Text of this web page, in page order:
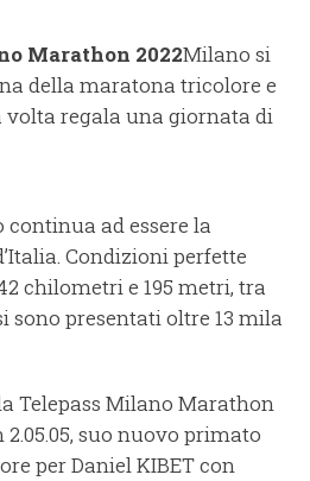
Marathon 2022Milano si
della maratona tricolore e
volta regala una giornata di
ad essere la
Condizioni perfette
chilometri e 195 metri, tra
sono presentati oltre 13 mila
Telepass Milano Marathon
2.05.05, suo nuovo primato
per Daniel KIBET con